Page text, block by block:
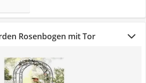
Rosenbogen mit Tor